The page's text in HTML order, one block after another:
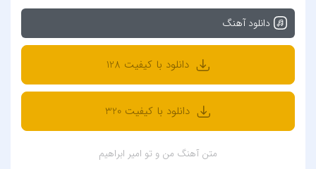
دانلود آهنگ
دانلود با کیفیت 128
دانلود با کیفیت 320
متن آهنگ من و تو امیر ابراهیم